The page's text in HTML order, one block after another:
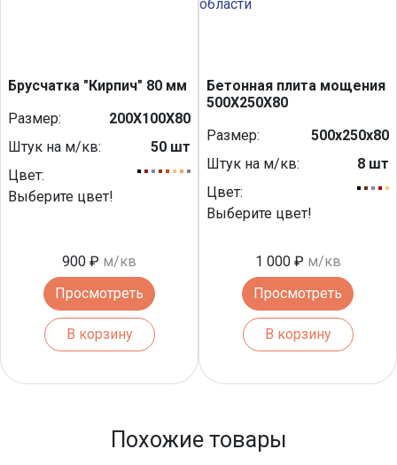
Брусчатка "Кирпич" 80 мм
Размер:
200Х100Х80
Штук на м/кв:
50 шт
Цвет:
Выберите цвет!
900 ₽ м/кв
Просмотреть
В корзину
Бетонная плита мощения
500Х250Х80
Размер:
500х250х80
Штук на м/кв:
8 шт
Цвет:
Выберите цвет!
1 000 ₽ м/кв
Просмотреть
В корзину
Похожие товары